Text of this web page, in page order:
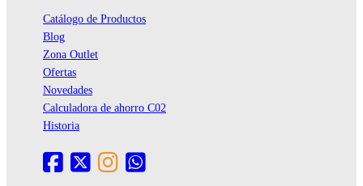
Catálogo de Productos
Blog
Zona Outlet
Ofertas
Novedades
Calculadora de ahorro C02
Historia